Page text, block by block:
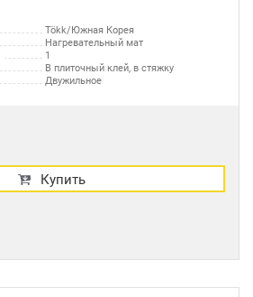
Tökk/Южная Корея
Нагревательный мат
1
В плиточный клей, в стяжку
Двужильное
Купить